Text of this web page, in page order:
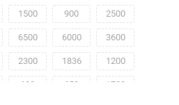
1500 900 2500
6500 6000 3600
2300 1836 1200
600 650 1700